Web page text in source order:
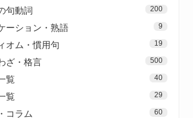
句動詞 200
ーション・熟語 9
オム・慣用句 19
ざ・格言 500
覧 40
覧 29
コラム 60